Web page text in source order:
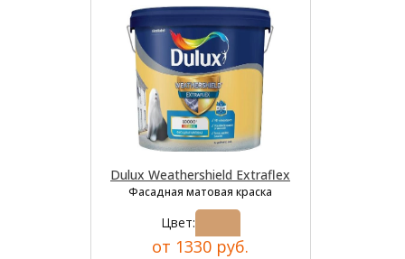
Dulux Weathershield Extraflex
Фасадная матовая краска
Цвет:
от 1330 руб.